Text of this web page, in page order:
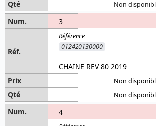
Non
3
012420130000
CHAINE REV 80 2019
Non
Non
4